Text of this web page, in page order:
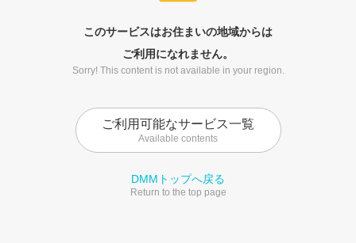
このサービスはお住まいの地域からは
ご利用になれません。
Sorry! This content is not available in your region.
ご利用可能なサービス一覧
Available contents
DMMトップへ戻る
Return to the top page